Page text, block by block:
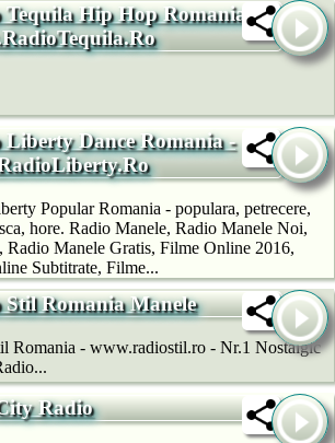
Tequila Hip Hop Romania
Liberty Dance Romania -
Popular Romania - populara, petrecere,
hore. Radio Manele, Radio Manele Noi,
Radio Manele Gratis, Filme Online 2016,
Subtitrate, Filme...
Stil Romania Manele
Romania - www.radiostil.ro - Nr.1 Nostalgic
Radio